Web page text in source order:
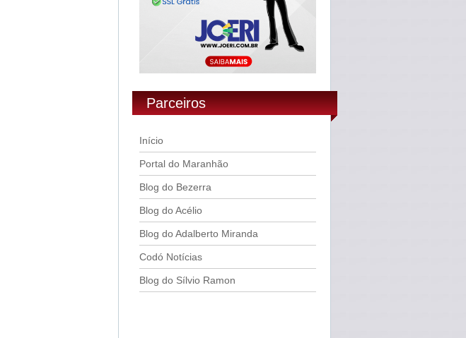
Parceiros
Início
Portal do Maranhão
Blog do Bezerra
Blog do Acélio
Blog do Adalberto Miranda
Codó Notícias
Blog do Sílvio Ramon